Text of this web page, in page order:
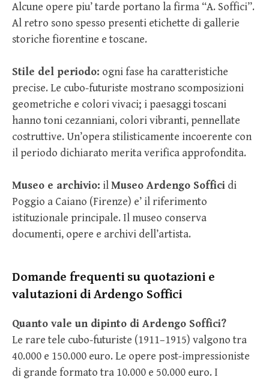
Alcune opere piu’ tarde portano la firma “A. Soffici”.
Al retro sono spesso presenti etichette di gallerie
storiche fiorentine e toscane.
Stile del periodo: ogni fase ha caratteristiche
precise. Le cubo-futuriste mostrano scomposizioni
geometriche e colori vivaci; i paesaggi toscani
hanno toni cezanniani, colori vibranti, pennellate
costruttive. Un’opera stilisticamente incoerente con
il periodo dichiarato merita verifica approfondita.
Museo e archivio: ilMuseo Ardengo Soffici di
Poggio a Caiano (Firenze) e’ il riferimento
istituzionale principale. Il museo conserva
documenti, opere e archivi dell’artista.
Domande frequenti su quotazioni e
valutazioni di Ardengo Soffici
Quanto vale un dipinto di Ardengo Soffici?
Le rare tele cubo-futuriste (1911–1915) valgono tra
40.000 e 150.000 euro. Le opere post-impressioniste
di grande formato tra 10.000 e 50.000 euro. I